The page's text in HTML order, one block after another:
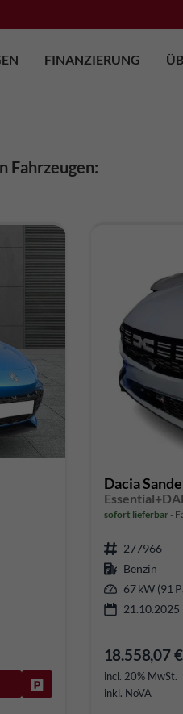
FINANZIERUNG
Fahrzeugen:
Fahrzeug parken
Dacia
sofort lieferbar
277966
Benzin
67 kW (91
21.10.2025
18.558,07 €
incl. 20% MwSt.
inkl. NoVA